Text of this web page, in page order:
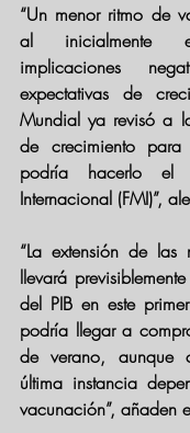
“Un menor ritmo de
al inicialmente
implicaciones
expectativas de
Mundial ya revisó a
de crecimiento
podría hacerlo el
Internacional (FMI)”,
“La extensión de las
llevará
del PIB en este
podría llegar a
de verano, aunque
última instancia
vacunación”, añaden